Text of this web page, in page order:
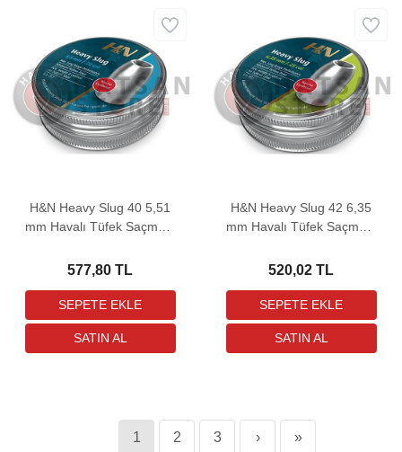
H&N Heavy Slug 40 5,51
mm Havalı Tüfek Saçması
577,80 TL
H&N Heavy Slug 42 6,35
mm Havalı Tüfek Saçması
520,02 TL
1 2 3 › »